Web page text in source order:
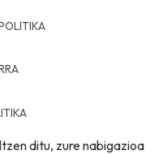
ditu, zure nabigazioa